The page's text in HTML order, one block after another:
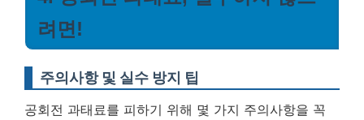
려면!
주의사항 및 실수 방지 팁
공회전 과태료를 피하기 위해 몇 가지 주의사항을 꼭